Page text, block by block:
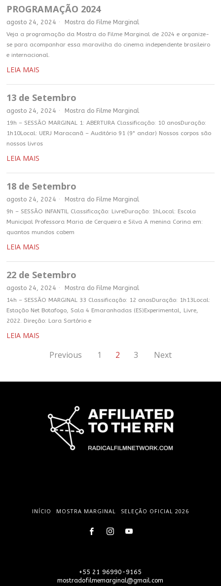
PROGRAMAÇÃO 2024
agosto 24, 2024 Mostra do Filme Marginal
Veja a programação da Mostra do Filme Marginal de 2024 e organize-
se para acompanhar essa maravilha do cinema independente brasileiro
e internacional.
LEIA MAIS
13 de Setembro
agosto 24, 2024 Mostra do Filme Marginal
19h – SESSÃO MARGINAL 1: ABERTURA Classificação: 10 anosDuração:
1h10Local: UERJ Maracanã – Auditório 91 (9° andar) Nossos corpos são
nossos livros
LEIA MAIS
18 de Setembro
agosto 24, 2024 Mostra do Filme Marginal
9h – SESSÃO INFANTIL Classificação: LivreDuração: 1hLocal: Escola
Municipal Professora Maria de Cerqueira e Silva A menina Corina em:
quantos mundos cabem
LEIA MAIS
22 de Setembro
agosto 24, 2024 Mostra do Filme Marginal
14h – SESSÃO MARGINAL 33 Classificação: 12 anosDuração: 1h13Local:
Estação Net Botafogo, Sala 4 Emaranhadas (ES)Experimental, Livre,
2022. Direção: Lara Sartório e
LEIA MAIS
Previous 1 2 3 Next
INÍCIO MOSTRA MARGINAL SELEÇÃO OFICIAL 2026
+55 21 96990-9165
mostradofilmemarginal@gmail.com